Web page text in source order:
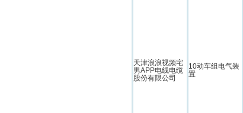
天津浪浪视频宅
男APP电线电缆
股份有限公司
10动车组电气装
置